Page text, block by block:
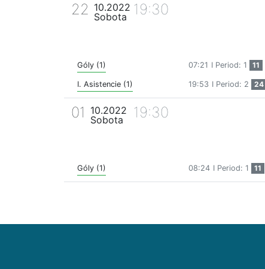
22 10.2022
Sobota
19:30
Góly (1) 07:21 I Period: 1 11
I. Asistencie (1) 19:53 I Period: 2 24
01
10.2022
Sobota
19:30
Góly (1) 08:24 I Period: 1 11